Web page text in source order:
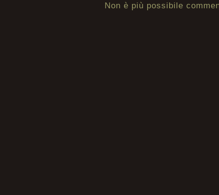
Non è più possibile